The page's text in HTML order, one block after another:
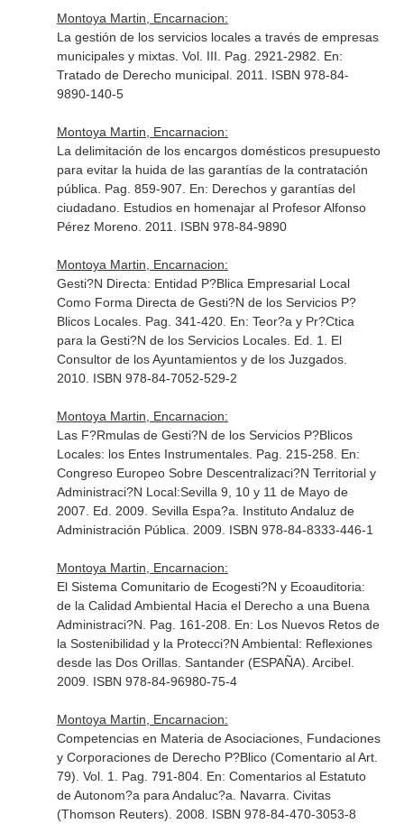
Montoya Martin, Encarnacion:
La gestión de los servicios locales a través de empresas
municipales y mixtas. Vol. III. Pag. 2921-2982. En:
Tratado de Derecho municipal. 2011. ISBN 978-84-
9890-140-5
Montoya Martin, Encarnacion:
La delimitación de los encargos domésticos presupuesto
para evitar la huida de las garantías de la contratación
pública. Pag. 859-907. En: Derechos y garantías del
ciudadano. Estudios en homenajar al Profesor Alfonso
Pérez Moreno. 2011. ISBN 978-84-9890
Montoya Martin, Encarnacion:
Gesti?N Directa: Entidad P?Blica Empresarial Local
Como Forma Directa de Gesti?N de los Servicios P?
Blicos Locales. Pag. 341-420. En: Teor?a y Pr?Ctica
para la Gesti?N de los Servicios Locales. Ed. 1. El
Consultor de los Ayuntamientos y de los Juzgados.
2010. ISBN 978-84-7052-529-2
Montoya Martin, Encarnacion:
Las F?Rmulas de Gesti?N de los Servicios P?Blicos
Locales: los Entes Instrumentales. Pag. 215-258. En:
Congreso Europeo Sobre Descentralizaci?N Territorial y
Administraci?N Local:Sevilla 9, 10 y 11 de Mayo de
2007 . Ed. 2009. Sevilla Espa?a. Instituto Andaluz de
Administración Pública. 2009. ISBN 978-84-8333-446-1
Montoya Martin, Encarnacion:
El Sistema Comunitario de Ecogesti?N y Ecoauditoria:
de la Calidad Ambiental Hacia el Derecho a una Buena
Administraci?N. Pag. 161-208. En: Los Nuevos Retos de
la Sostenibilidad y la Protecci?N Ambiental: Reflexiones
desde las Dos Orillas. Santander (ESPAÑA). Arcibel.
2009. ISBN 978-84-96980-75-4
Montoya Martin, Encarnacion:
Competencias en Materia de Asociaciones, Fundaciones
y Corporaciones de Derecho P?Blico (Comentario al Art.
79). Vol. 1. Pag. 791-804. En: Comentarios al Estatuto
de Autonom?a para Andaluc?a . Navarra. Civitas
(Thomson Reuters). 2008. ISBN 978-84-470-3053-8